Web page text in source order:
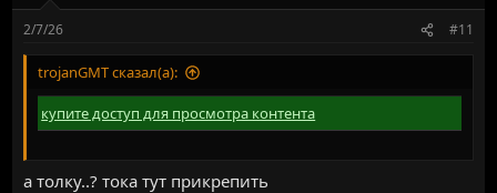
2/7/26 #11
trojanGMT сказал(а):
купите доступ для просмотра контента
а толку..? тока тут прикрепить